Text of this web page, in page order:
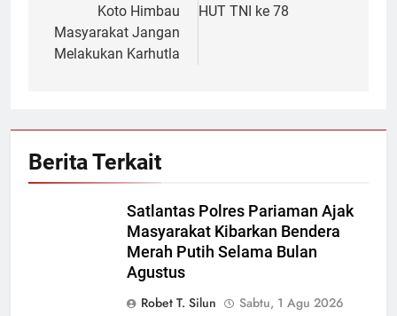
Koto Himbau
Masyarakat Jangan
Melakukan Karhutla
HUT TNI ke 78
Berita Terkait
Satlantas Polres Pariaman Ajak
Masyarakat Kibarkan Bendera
Merah Putih Selama Bulan
Agustus
Robet T. Silun
Sabtu, 1 Agu 2026